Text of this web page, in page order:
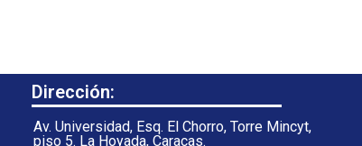
Dirección:
Av. Universidad, Esq. El Chorro, Torre Mincyt,
piso 5. La Hoyada, Caracas.